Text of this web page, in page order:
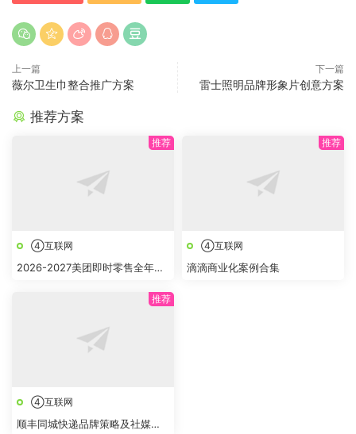
上一篇
薇尔卫生巾整合推广方案
下一篇
雷士照明品牌形象片创意方案
推荐方案
④互联网
2026-2027美团即时零售全年节
④互联网
滴滴商业化案例合集
④互联网
顺丰同城快递品牌策略及社媒创